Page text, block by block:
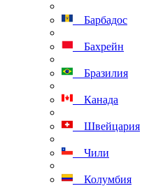
Барбадос
Бахрейн
Бразилия
Канада
Швейцария
Чили
Колумбия